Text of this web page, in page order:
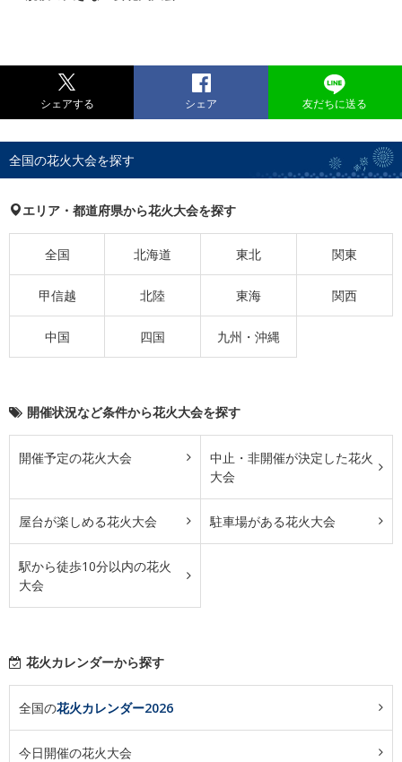
シェアする シェア 友だちに送る
全国の花火大会を探す
エリア・都道府県から花火大会を探す
全国 北海道 東北 関東
甲信越 北陸 東海 関西
中国 四国 九州・沖縄
開催状況など条件から花火大会を探す
開催予定の花火大会
中止・非開催が決定した花火
大会
屋台が楽しめる花火大会 駐車場がある花火大会
駅から徒歩10分以内の花火
大会
花火カレンダーから探す
全国の花火カレンダー2026
今日開催の花火大会